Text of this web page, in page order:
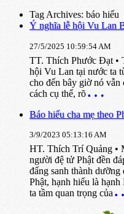
Tag Archives: báo hiếu
Ý nghĩa lễ hội Vu Lan
27/5/2025 10:59:54 AM
TT. Thích Phước Đạt •
hội Vu Lan tại nước ta
cho đến bây giờ nó vẫn
cách cụ thể, rõ
Báo hiếu cha mẹ theo
3/9/2023 05:13:16 AM
HT. Thích Trí Quảng •
người đệ tử Phật đền
đấng sanh thành
Phật, hạnh hiếu là
ta tầm quan trọng của